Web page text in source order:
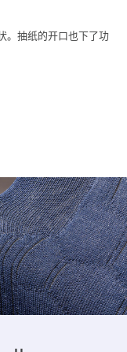
。抽纸的开口也下了功